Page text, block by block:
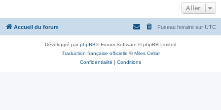
c
e
Aller
Accueil du forum Fuseau horaire sur UTC
Développé parphpBB® Forum Software © phpBB Limited
Traduction française officielle ©Miles Cellar
Confidentialité | Conditions